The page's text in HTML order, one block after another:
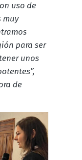
uso de
muy
para ser
unos
de